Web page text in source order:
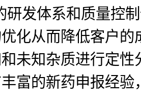
研发体系和质量控
化从而降低客户
未知杂质进行定性
富的新药申报经